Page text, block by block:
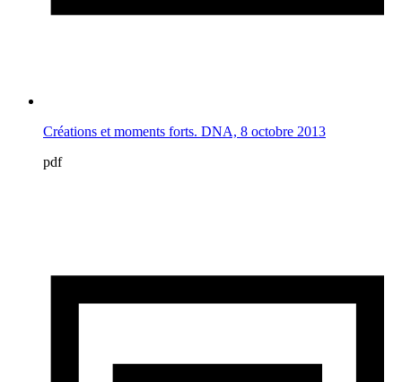
Créations et moments forts. DNA, 8 octobre 2013
pdf